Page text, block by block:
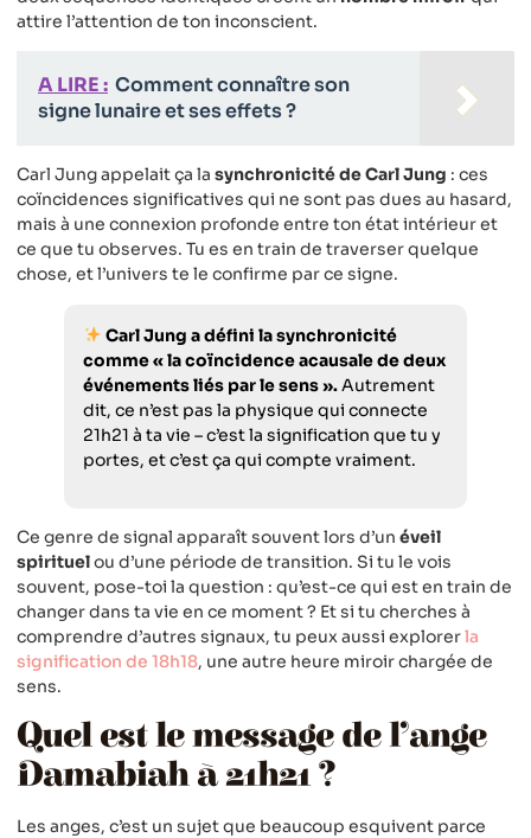
attire l’attention de ton inconscient.
A LIRE : Comment connaître son
signe lunaire et ses effets ?
Carl Jung appelait ça la synchronicité de Carl Jung : ces
coïncidences significatives qui ne sont pas dues au hasard,
mais à une connexion profonde entre ton état intérieur et
ce que tu observes. Tu es en train de traverser quelque
chose, et l’univers te le confirme par ce signe.
Carl Jung a défini la synchronicité
comme « la coïncidence acausale de deux
événements liés par le sens ».Autrement
dit, ce n’est pas la physique qui connecte
21h21 à ta vie – c’est la signification que tu y
portes, et c’est ça qui compte vraiment.
Ce genre de signal apparaît souvent lors d’un éveil
spirituelou d’une période de transition. Si tu le vois
souvent, pose-toi la question : qu’est-ce qui est en train de
changer dans ta vie en ce moment ? Et si tu cherches à
comprendre d’autres signaux, tu peux aussi explorerla
signification de 18h18, une autre heure miroir chargée de
sens.
Quel est le message de l’ange
Damabiah à 21h21 ?
Les anges, c’est un sujet que beaucoup esquivent parce